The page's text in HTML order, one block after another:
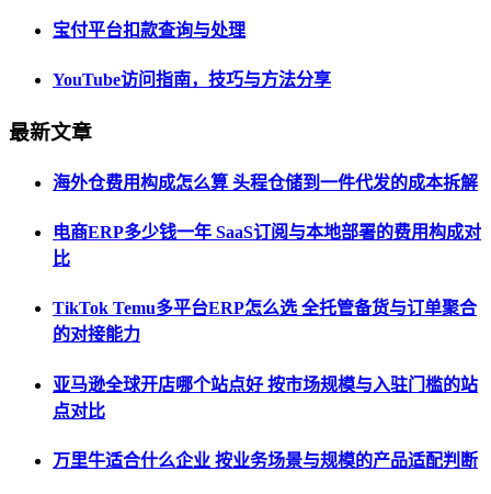
宝付平台扣款查询与处理
YouTube访问指南，技巧与方法分享
最新文章
海外仓费用构成怎么算 头程仓储到一件代发的成本拆解
电商ERP多少钱一年 SaaS订阅与本地部署的费用构成对
比
TikTok Temu多平台ERP怎么选 全托管备货与订单聚合
的对接能力
亚马逊全球开店哪个站点好 按市场规模与入驻门槛的站
点对比
万里牛适合什么企业 按业务场景与规模的产品适配判断